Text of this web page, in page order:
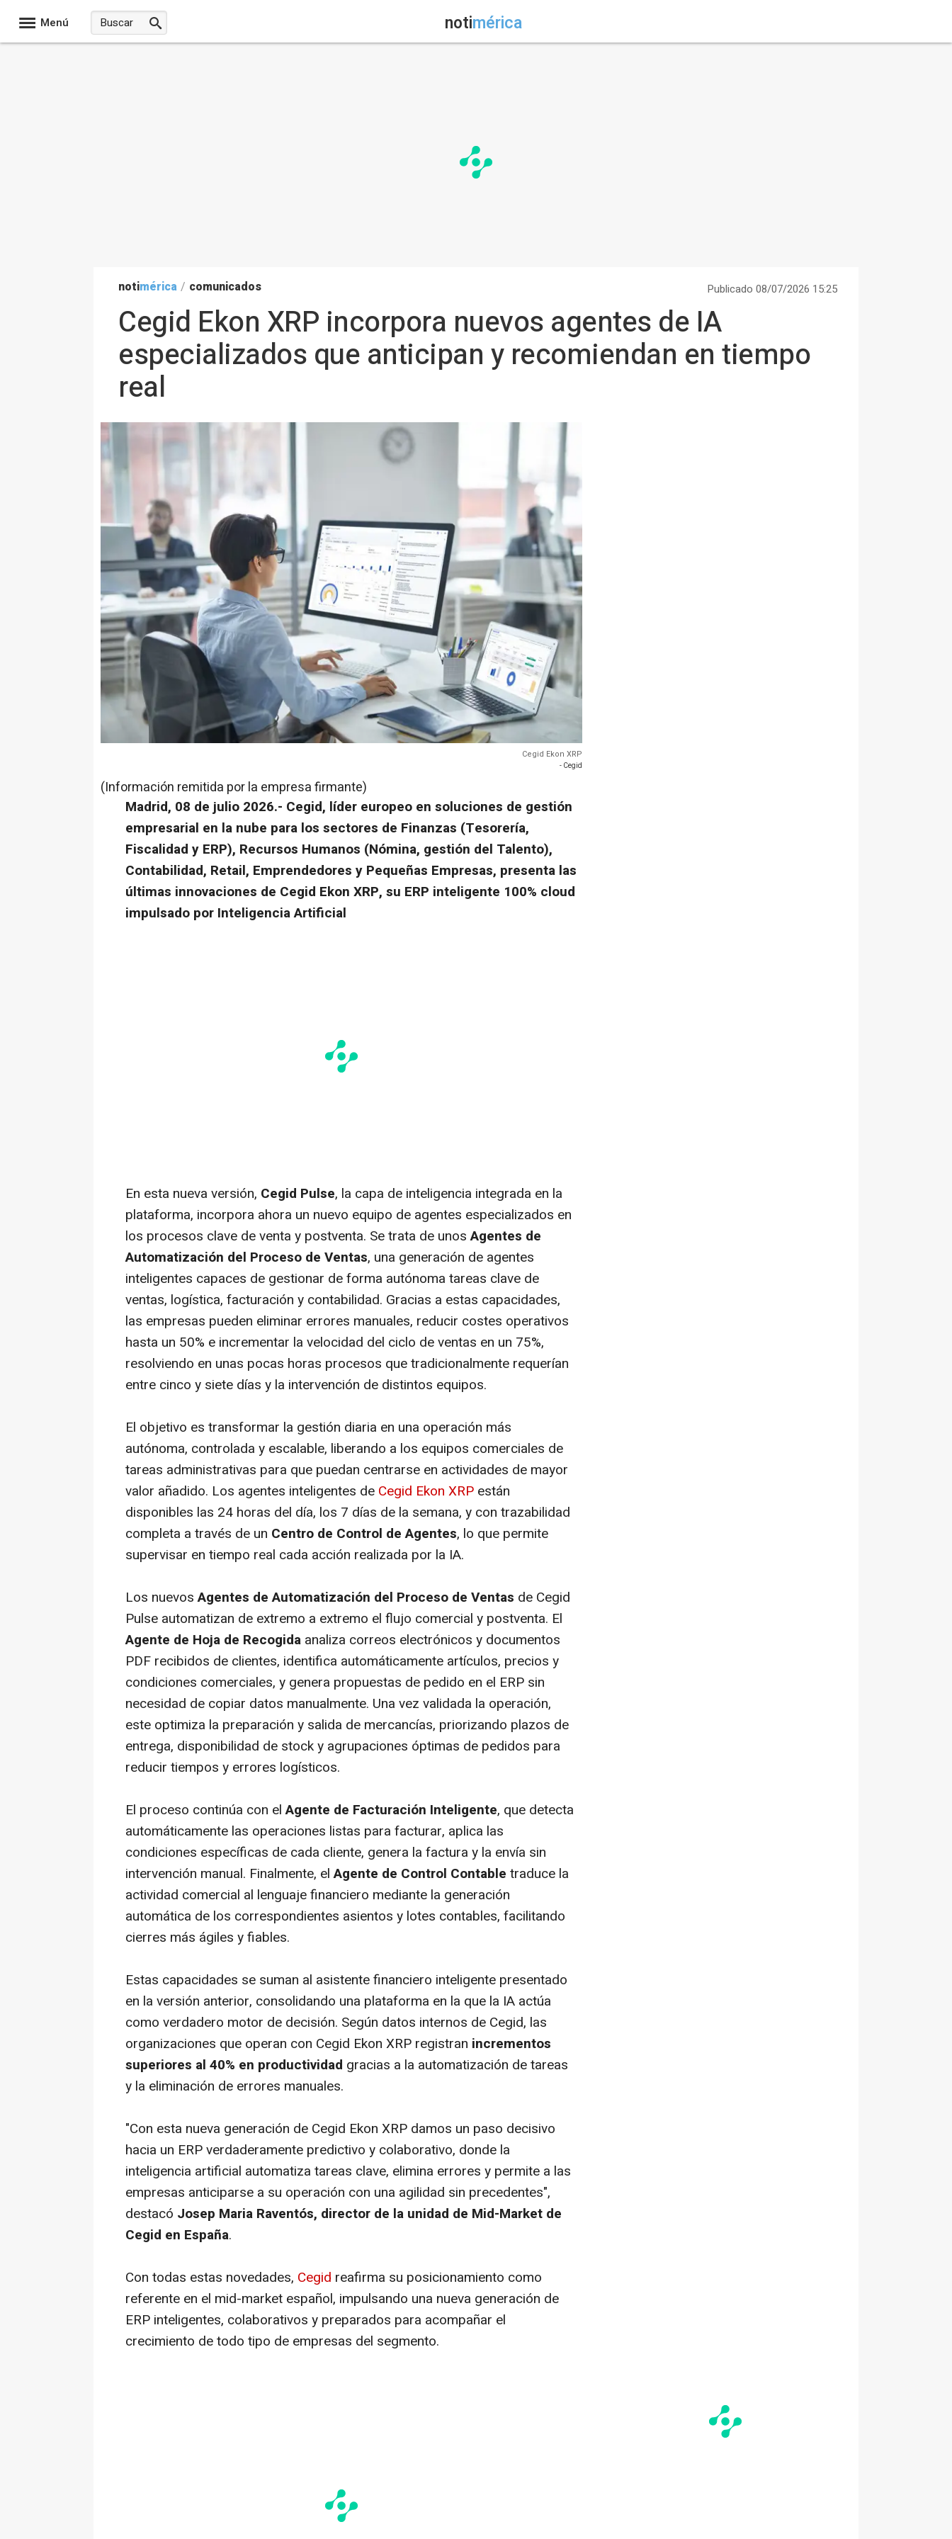
Menú notimérica
notimérica / comunicados Publicado 08/07/2026 15:25
Cegid Ekon XRP incorpora nuevos agentes de IA
especializados que anticipan y recomiendan en tiempo
real
Cegid Ekon XRP
- Cegid
(Información remitida por la empresa firmante)
Madrid, 08 de julio 2026.- Cegid, líder europeo en soluciones de gestión
empresarial en la nube para los sectores de Finanzas (Tesorería,
Fiscalidad y ERP), Recursos Humanos (Nómina, gestión del Talento),
Contabilidad, Retail, Emprendedores y Pequeñas Empresas, presenta las
últimas innovaciones de Cegid Ekon XRP, su ERP inteligente 100% cloud
impulsado por Inteligencia Artificial
En esta nueva versión, Cegid Pulse, la capa de inteligencia integrada en la
plataforma, incorpora ahora un nuevo equipo de agentes especializados en
los procesos clave de venta y postventa. Se trata de unosAgentes de
Automatización del Proceso de Ventas, una generación de agentes
inteligentes capaces de gestionar de forma autónoma tareas clave de
ventas, logística, facturación y contabilidad. Gracias a estas capacidades,
las empresas pueden eliminar errores manuales, reducir costes operativos
hasta un 50% e incrementar la velocidad del ciclo de ventas en un 75%,
resolviendo en unas pocas horas procesos que tradicionalmente requerían
entre cinco y siete días y la intervención de distintos equipos.
El objetivo es transformar la gestión diaria en una operación más
autónoma, controlada y escalable, liberando a los equipos comerciales de
tareas administrativas para que puedan centrarse en actividades de mayor
valor añadido. Los agentes inteligentes de Cegid Ekon XRP están
disponibles las 24 horas del día, los 7 días de la semana, y con trazabilidad
completa a través de un Centro de Control de Agentes, lo que permite
supervisar en tiempo real cada acción realizada por la IA.
Los nuevosAgentes de Automatización del Proceso de Ventas de Cegid
Pulse automatizan de extremo a extremo el flujo comercial y postventa. El
Agente de Hoja de Recogida analiza correos electrónicos y documentos
PDF recibidos de clientes, identifica automáticamente artículos, precios y
condiciones comerciales, y genera propuestas de pedido en el ERP sin
necesidad de copiar datos manualmente. Una vez validada la operación,
este optimiza la preparación y salida de mercancías, priorizando plazos de
entrega, disponibilidad de stock y agrupaciones óptimas de pedidos para
reducir tiempos y errores logísticos.
El proceso continúa con elAgente de Facturación Inteligente, que detecta
automáticamente las operaciones listas para facturar, aplica las
condiciones específicas de cada cliente, genera la factura y la envía sin
intervención manual. Finalmente, elAgente de Control Contable traduce la
actividad comercial al lenguaje financiero mediante la generación
automática de los correspondientes asientos y lotes contables, facilitando
cierres más ágiles y fiables.
Estas capacidades se suman al asistente financiero inteligente presentado
en la versión anterior, consolidando una plataforma en la que la IA actúa
como verdadero motor de decisión. Según datos internos de Cegid, las
organizaciones que operan con Cegid Ekon XRP registran incrementos
superiores al 40% en productividad gracias a la automatización de tareas
y la eliminación de errores manuales.
"Con esta nueva generación de Cegid Ekon XRP damos un paso decisivo
hacia un ERP verdaderamente predictivo y colaborativo, donde la
inteligencia artificial automatiza tareas clave, elimina errores y permite a las
empresas anticiparse a su operación con una agilidad sin precedentes",
destacó Josep Maria Raventós, director de la unidad de Mid-Market de
Cegid en España.
Con todas estas novedades, Cegid reafirma su posicionamiento como
referente en el mid-market español, impulsando una nueva generación de
ERP inteligentes, colaborativos y preparados para acompañar el
crecimiento de todo tipo de empresas del segmento.